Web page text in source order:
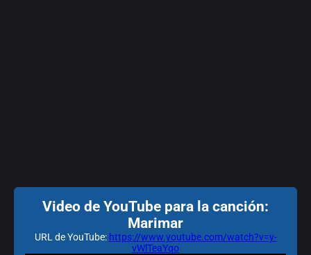
Video de YouTube para la canción:
Marimar
URL de YouTube: https://www.youtube.com/watch?v=y-
vWlTeaYqo